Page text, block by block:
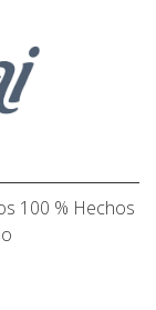
100 % Hechos